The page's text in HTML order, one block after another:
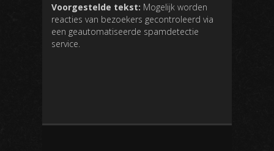
Voorgestelde tekst: Mogelijk worden
reacties van bezoekers gecontroleerd via
een geautomatiseerde spamdetectie
service.